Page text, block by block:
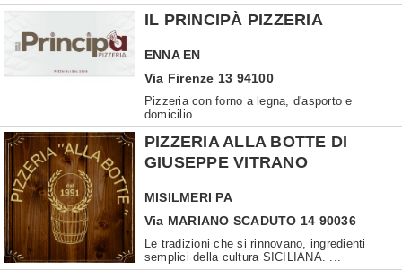
IL PRINCIPÀ PIZZERIA
ENNA EN
Via Firenze 13 94100
Pizzeria con forno a legna, d'asporto e
domicilio
PIZZERIA ALLA BOTTE DI
GIUSEPPE VITRANO
MISILMERI PA
Via MARIANO SCADUTO 14 90036
Le tradizioni che si rinnovano, ingredienti
semplici della cultura SICILIANA. ...